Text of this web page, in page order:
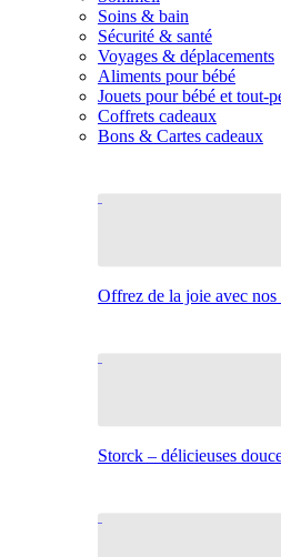
Soins & bain
Sécurité & santé
Voyages & déplacements
Aliments pour bébé
Jouets pour bébé et tout-
Coffrets cadeaux
Bons & Cartes cadeaux
Offrez de la joie avec
Storck – délicieuses